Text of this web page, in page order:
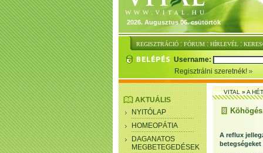
2026. Augusztus 06. csütörtök
REGISZTRÁCIÓ : FÓRUM : HÍRLEVÉL :
Username:
Regisztrálni szeretnék!
AKTUÁLIS
NYITÓLAP
HOMEOPÁTIA
DAGANATOS
MEGBETEGEDÉSEK
VITAL»A
A reflux